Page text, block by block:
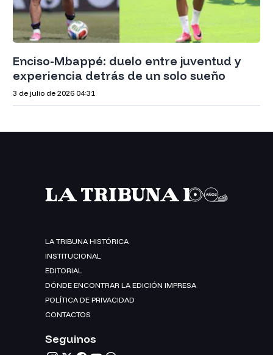
Enciso-Mbappé: duelo entre juventud y
experiencia detrás de un solo sueño
3 de julio de 2026 04:31
LA TRIBUNA HISTÓRICA
INSTITUCIONAL
EDITORIAL
DÓNDE ENCONTRAR LA EDICIÓN IMPRESA
POLÍTICA DE PRIVACIDAD
CONTACTOS
Seguinos